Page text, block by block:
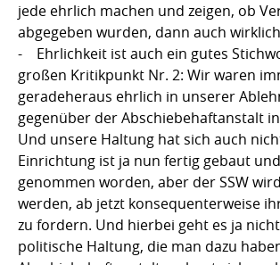
jede ehrlich machen und zeigen, ob
abgegeben wurden, dann auch
- Ehrlichkeit ist auch ein gutes
großen Kritikpunkt Nr. 2: Wir waren
geradeheraus ehrlich in unserer
gegenüber der Abschiebehaftanstalt
Und unsere Haltung hat sich auch
Einrichtung ist ja nun fertig gebaut
genommen worden, aber der SSW
werden, ab jetzt konsequenterweise
zu fordern. Und hierbei geht es ja
politische Haltung, die man dazu